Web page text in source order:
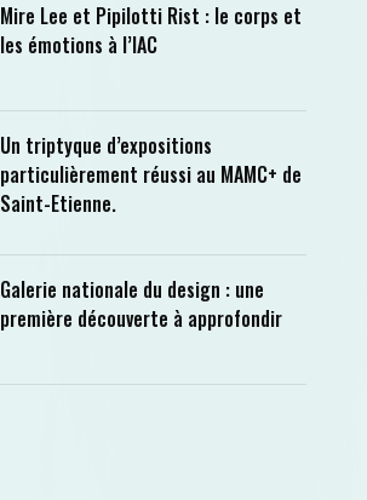
Mire Lee et Pipilotti Rist : le corps et
les émotions à l’IAC
Un triptyque d’expositions
particulièrement réussi au MAMC+ de
Saint-Etienne.
Galerie nationale du design : une
première découverte à approfondir